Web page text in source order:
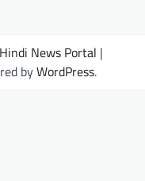
News Portal |
byWordPress.